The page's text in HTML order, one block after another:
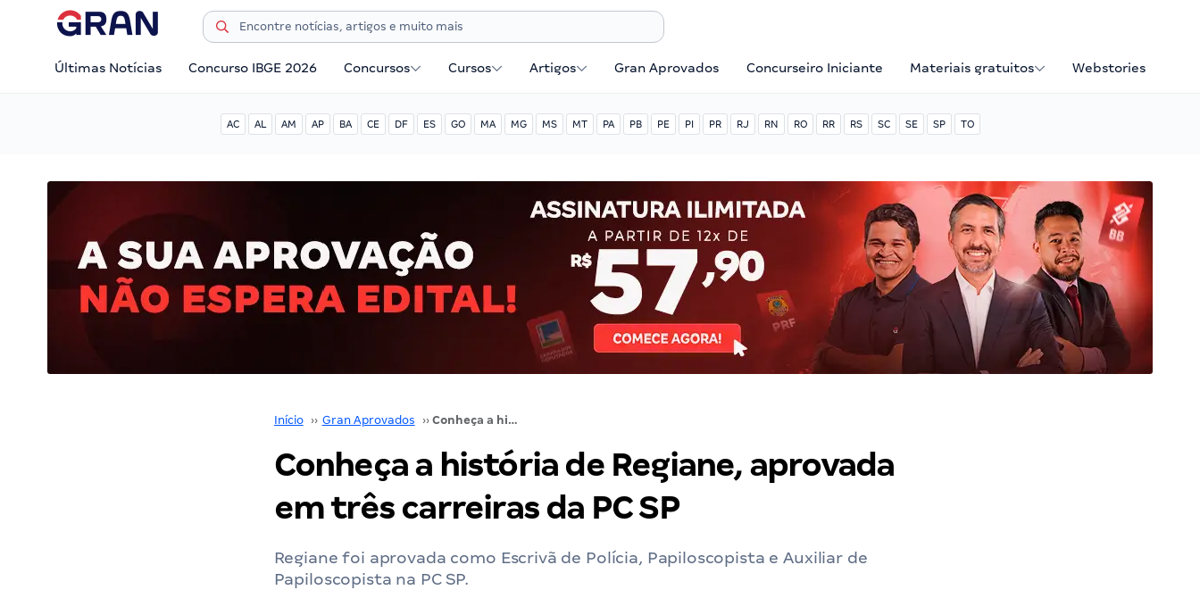
Últimas Notícias Concurso IBGE 2026 Concursos Cursos Artigos Gran Aprovados Concurseiro Iniciante Materiais gratuitos Webstories
AC AL AM AP BA CE DF ES GO MA MG MS MT PA PB PE PI PR RJ RN RO RR RS SC SE SP TO
Início ›› Gran Aprovados ›› Conheça a história de Regiane, aprovada em três carreiras da PC SP
Conheça a história de Regiane, aprovada
em três carreiras da PC SP
Regiane foi aprovada como Escrivã de Polícia, Papiloscopista e Auxiliar de
Papiloscopista na PC SP.